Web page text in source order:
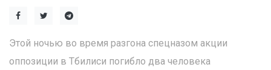
Этой ночью во время разгона спецназом акции
оппозиции в Тбилиси погибло два человека